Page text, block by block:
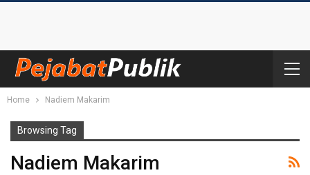
Home Nadiem Makarim
Browsing Tag
Nadiem Makarim